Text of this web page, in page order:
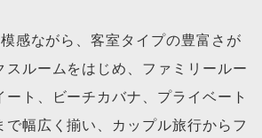
感ながら、客室タイプの豊富さが
スルームをはじめ、ファミリールー
ート、ビーチカバナ、プライベート
で幅広く揃い、カップル旅行からフ